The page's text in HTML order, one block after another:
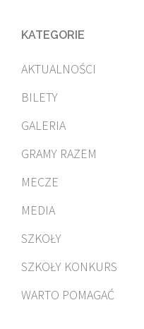
KATEGORIE
AKTUALNOŚCI
BILETY
GALERIA
GRAMY RAZEM
MECZE
MEDIA
SZKOŁY
SZKOŁY KONKURS
WARTO POMAGAĆ